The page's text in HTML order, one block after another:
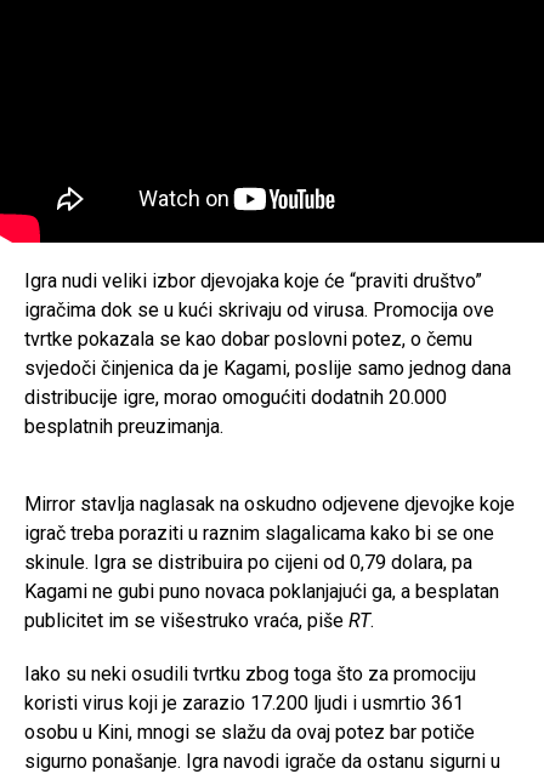
Igra nudi veliki izbor djevojaka koje će “praviti društvo”
igračima dok se u kući skrivaju od virusa. Promocija ove
tvrtke pokazala se kao dobar poslovni potez, o čemu
svjedoči činjenica da je Kagami, poslije samo jednog dana
distribucije igre, morao omogućiti dodatnih 20.000
besplatnih preuzimanja.
Mirror stavlja naglasak na oskudno odjevene djevojke koje
igrač treba poraziti u raznim slagalicama kako bi se one
skinule. Igra se distribuira po cijeni od 0,79 dolara, pa
Kagami ne gubi puno novaca poklanjajući ga, a besplatan
publicitet im se višestruko vraća, piše RT.
Iako su neki osudili tvrtku zbog toga što za promociju
koristi virus koji je zarazio 17.200 ljudi i usmrtio 361
osobu u Kini, mnogi se slažu da ovaj potez bar potiče
sigurno ponašanje. Igra navodi igrače da ostanu sigurni u